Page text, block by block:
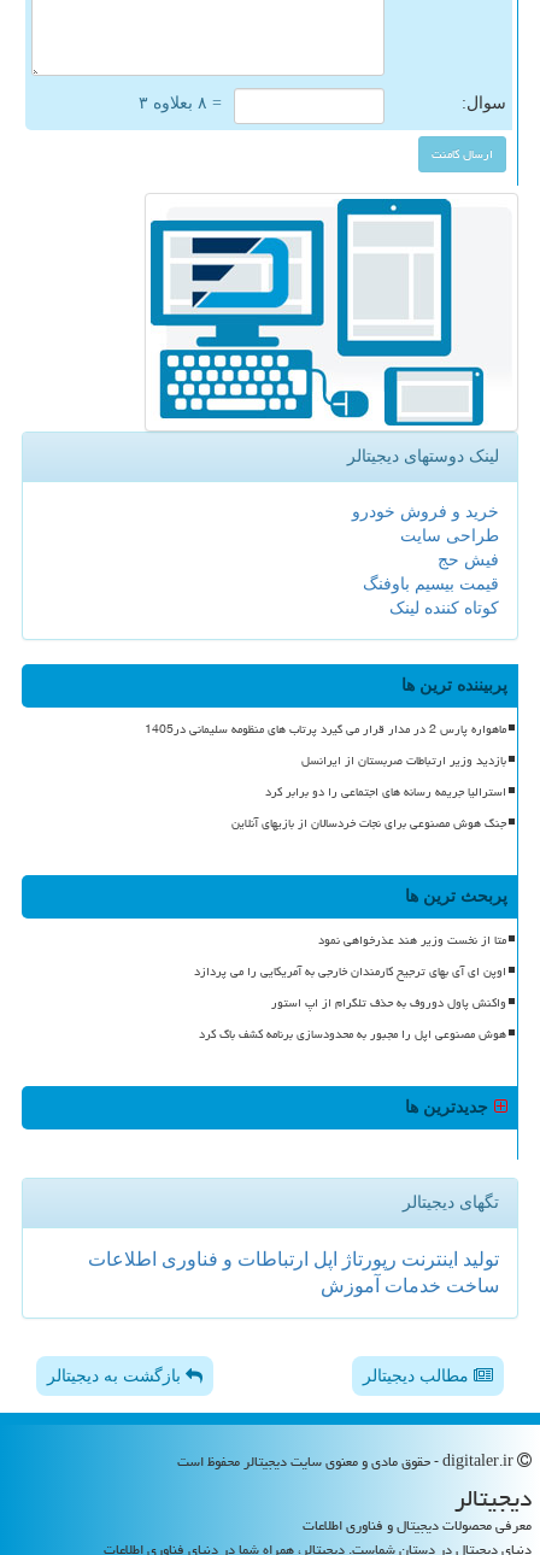
سوال: = ۸ بعلاوه ۳
لینک دوستهای دیجیتالر
خرید و فروش خودرو
طراحی سایت
فیش حج
قیمت بیسیم باوفنگ
کوتاه کننده لینک
پربیننده ترین ها
ماهواره پارس 2 در مدار قرار می گیرد پرتاب های منظومه سلیمانی در1405
بازدید وزیر ارتباطات صربستان از ایرانسل
استرالیا جریمه رسانه های اجتماعی را دو برابر کرد
جنگ هوش مصنوعی برای نجات خردسالان از بازیهای آنلاین
پربحث ترین ها
متا از نخست وزیر هند عذرخواهی نمود
اوپن ای آی بهای ترجیح کارمندان خارجی به آمریکایی را می پردازد
واکنش پاول دوروف به حذف تلگرام از اپ استور
هوش مصنوعی اپل را مجبور به محدودسازی برنامه کشف باگ کرد
جدیدترین ها
تگهای دیجیتالر
تولید اینترنت رپورتاژ اپل ارتباطات و فناوری اطلاعات
ساخت خدمات آموزش
مطالب دیجیتالر بازگشت به دیجیتالر
دیجیتالر
معرفی محصولات دیجیتال و فناوری اطلاعات
دنیای دیجیتال در دستان شماست. دیجیتالر، همراه شما در دنیای فناوری اطلاعات